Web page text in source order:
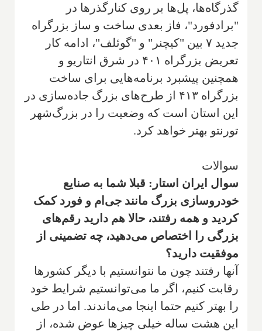
گذرگاه‌ها، پل‌ها بر روی کنارگذرها در
"برادفورد"، فاز بعدی ساخت و ساز بزرگراه
جدید ۷ بین "کیچنر" و "گوئلف"، ادامه کار
تعریض بزرگراه ۴۰۱ در شرق انتاریو و
همچنین پیشبرد برنامه‌هایی برای ساخت
بزرگراه ۴۱۳ از طرح‌های بزرگ جاده‌سازی در
این استان است که وضعیت را در بزرگ‌شهر
تورنتو بهتر خواهد کرد.
سوالات
سوال ایران استار: قبلا شما به صنایع
خودروسازی بزرگ مانند جی‌ام و فورد کمک
کردید و همه رفتند، حالا هم دارید رقم‌های
بزرگی را اختصاص می‌دهید، چه تضمینی از
موفقیت دارید؟
آنها رفتند چون ما نتوانستیم با دیگر کشورها
رقابت کنیم، اگر ما می‌توانستیم شرایط خود
را بهتر کنیم حتما اینجا می‌ماندند. اما در طی
این هشت ساله خیلی چیزها عوض شده، از